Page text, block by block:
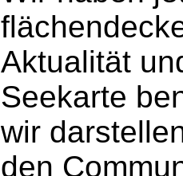
Aktualität
Seekarte
wir
den